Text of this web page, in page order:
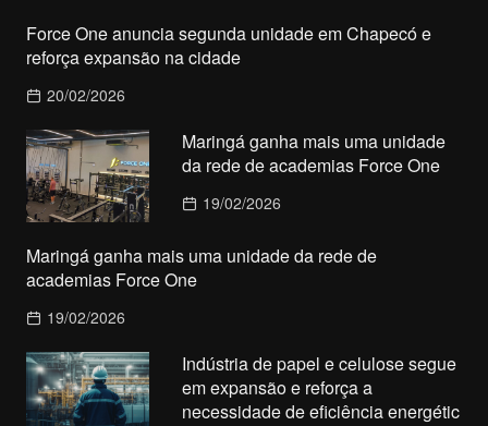
Force One anuncia segunda unidade em Chapecó e
reforça expansão na cidade
20/02/2026
Maringá ganha mais uma unidade
da rede de academias Force One
19/02/2026
Maringá ganha mais uma unidade da rede de
academias Force One
19/02/2026
Indústria de papel e celulose segue
em expansão e reforça a
necessidade de eficiência energétic